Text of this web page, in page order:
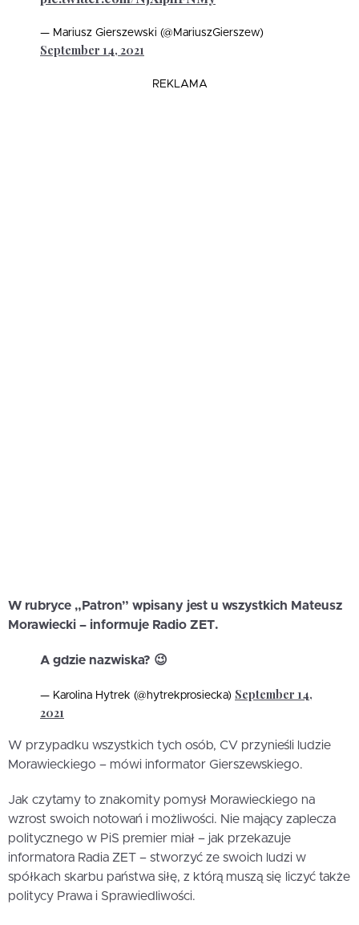
— Mariusz Gierszewski (@MariuszGierszew)
September 14, 2021
REKLAMA
W rubryce „Patron” wpisany jest u wszystkich Mateusz
Morawiecki – informuje Radio ZET.
A gdzie nazwiska? 😉
— Karolina Hytrek (@hytrekprosiecka) September 14,
2021
W przypadku wszystkich tych osób, CV przynieśli ludzie
Morawieckiego – mówi informator Gierszewskiego.
Jak czytamy to znakomity pomysł Morawieckiego na
wzrost swoich notowań i możliwości. Nie mający zaplecza
politycznego w PiS premier miał – jak przekazuje
informatora Radia ZET – stworzyć ze swoich ludzi w
spółkach skarbu państwa siłę, z którą muszą się liczyć także
politycy Prawa i Sprawiedliwości.